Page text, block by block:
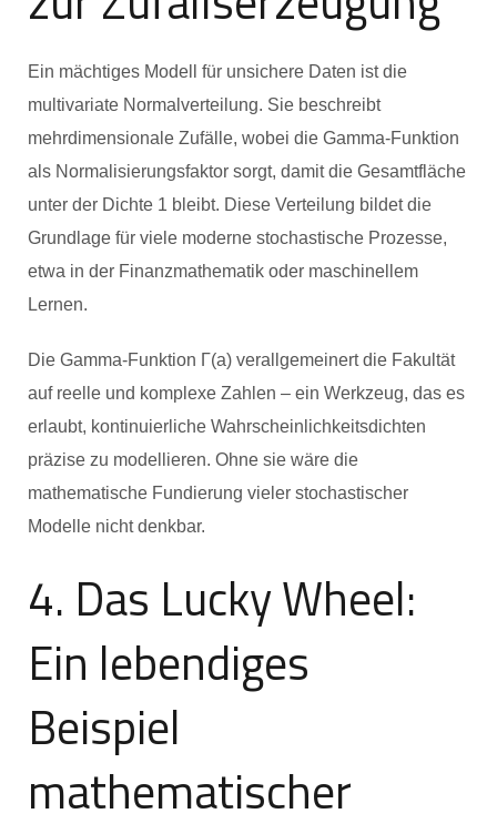
Ein mächtiges Modell für unsichere Daten ist die
multivariate Normalverteilung. Sie beschreibt
mehrdimensionale Zufälle, wobei die Gamma-Funktion
als Normalisierungsfaktor sorgt, damit die Gesamtfläche
unter der Dichte 1 bleibt. Diese Verteilung bildet die
Grundlage für viele moderne stochastische Prozesse,
etwa in der Finanzmathematik oder maschinellem
Lernen.
Die Gamma-Funktion Γ(a) verallgemeinert die Fakultät
auf reelle und komplexe Zahlen – ein Werkzeug, das es
erlaubt, kontinuierliche Wahrscheinlichkeitsdichten
präzise zu modellieren. Ohne sie wäre die
mathematische Fundierung vieler stochastischer
Modelle nicht denkbar.
4. Das Lucky Wheel:
Ein lebendiges
Beispiel
mathematischer